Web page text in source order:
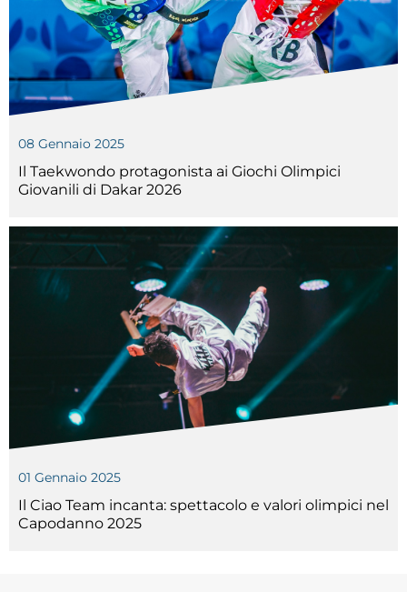
Federazione Trasparente
Fita HUB
08 Gennaio 2025
Il Taekwondo protagonista ai Giochi Olimpici
Giovanili di Dakar 2026
01 Gennaio 2025
Il Ciao Team incanta: spettacolo e valori olimpici nel
Capodanno 2025